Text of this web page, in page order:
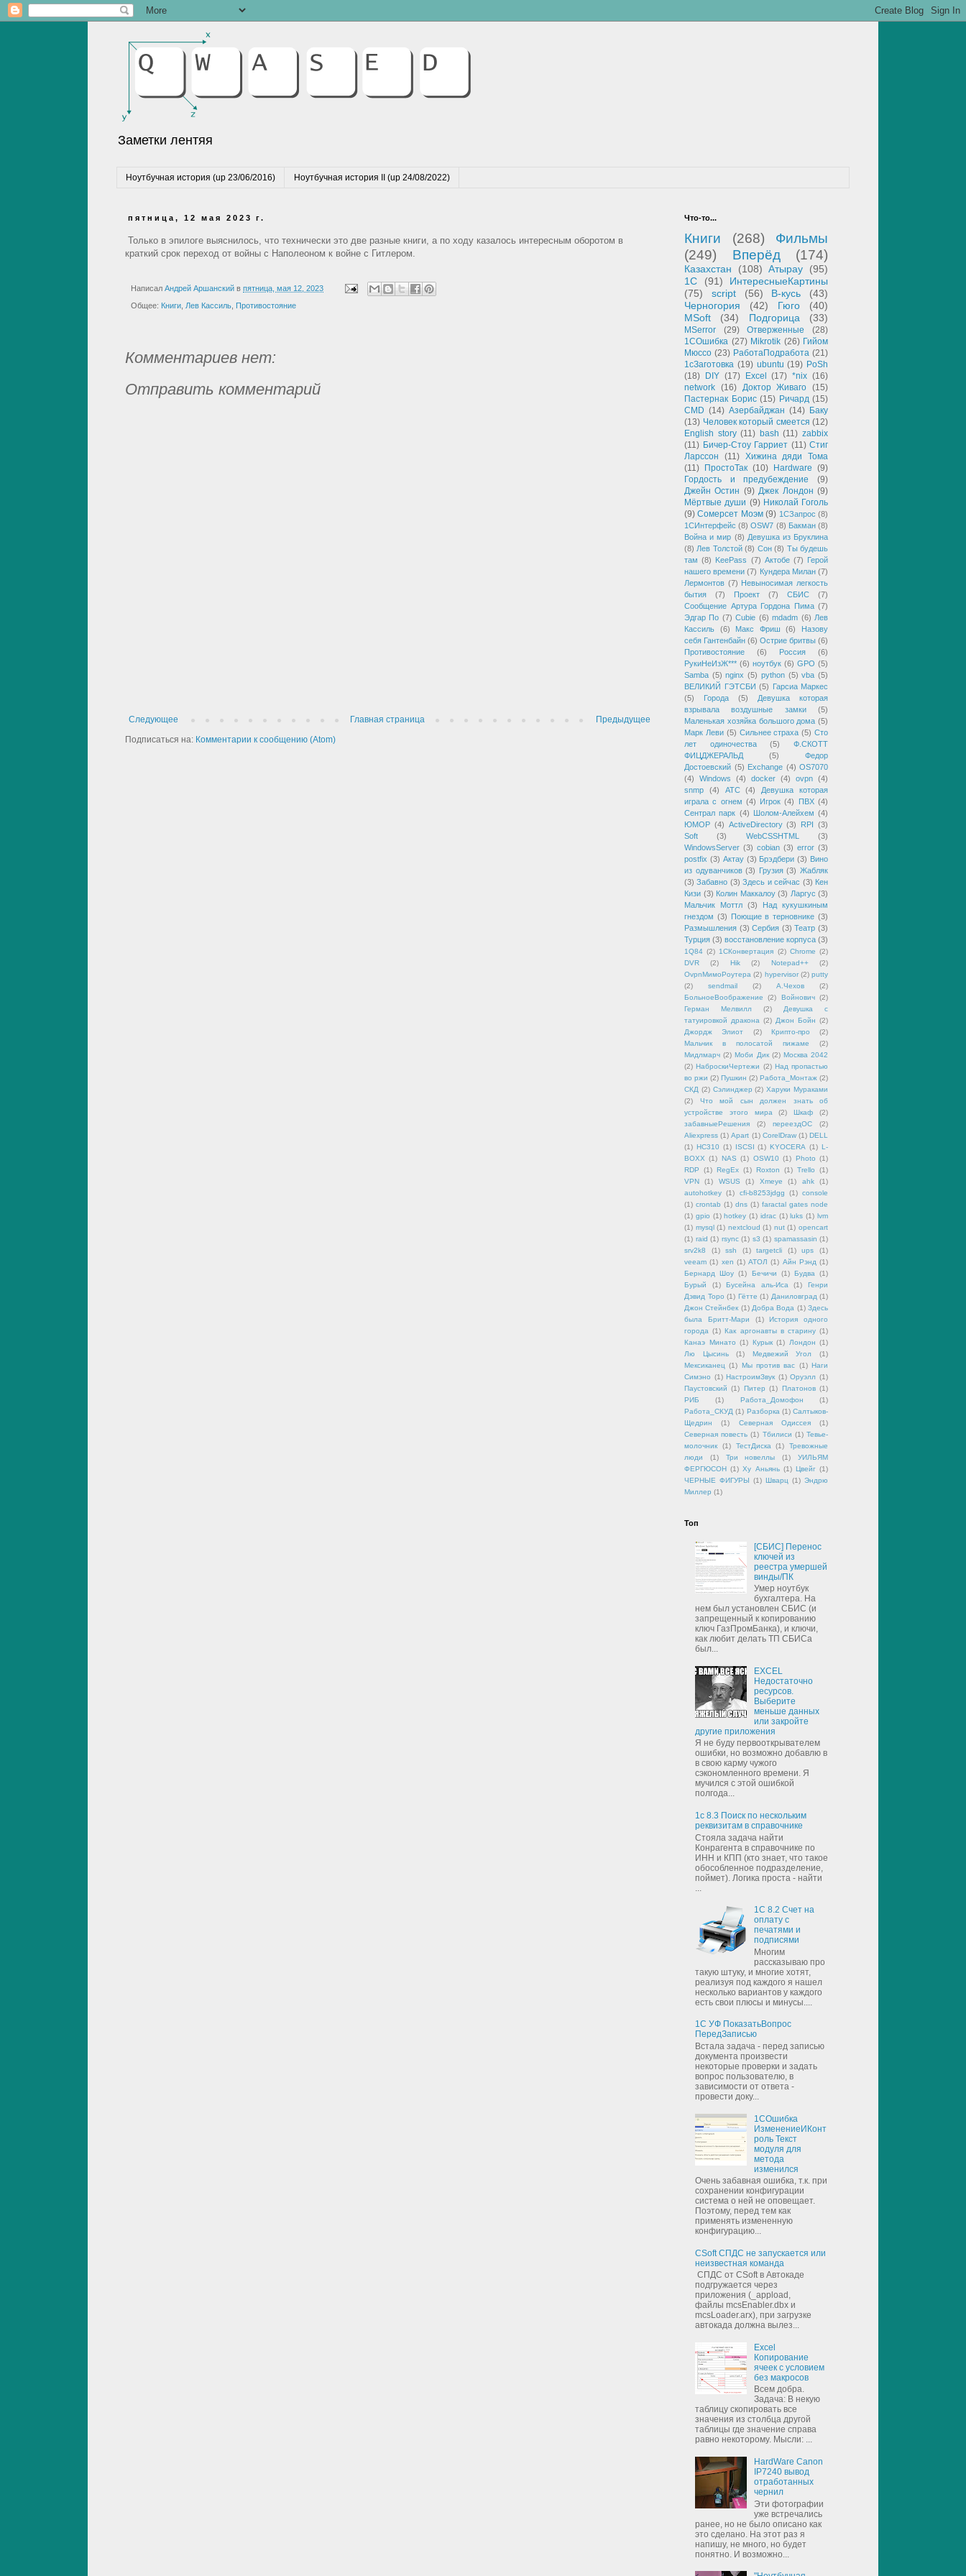
Заметки лентяя
Ноутбучная история (up 23/06/2016) Ноутбучная история II (up 24/08/2022)
пятница, 12 мая 2023 г.
Только в эпилоге выяснилось, что технически это две разные книги, а по ходу казалось интересным оборотом в
краткий срок переход от войны с Наполеоном к войне с Гитлером.
Написал Андрей Аршанский в пятница, мая 12, 2023
Общее: Книги Лев Кассиль Противостояние
Комментариев нет:
Отправить комментарий
Следующее Предыдущее
Главная страница
Подписаться на: Комментарии к сообщению (Atom)
Что-то...
Книги (268)
Фильмы
(249)
Вперёд (174)
Казахстан (108) Атырау
(95)
1С
(91)
ИнтересныеКартины
(75)
script (56) В-кусь
(43)
Черногория
(42) Гюго
(40)
MSoft
(34) Подгорица (33)
MSerror (29) Отверженные
(28)
1СОшибка (27) Mikrotik (26) Гийом
Мюссо (23) РаботаПодработа (21)
1сЗаготовка (19) ubuntu (19) PoSh
(18)
DIY (17) Excel (17) *nix (16)
network (16) Доктор Живаго (15)
Пастернак Борис (15) Ричард (15)
CMD (14) Азербайджан (14) Баку
(13) Человек который смеется (12)
English story (11) bash (11) zabbix
(11) Бичер-Стоу Гарриет (11) Стиг
Ларссон
(11) Хижина дяди Тома
(11)
ПростоТак (10) Hardware (9)
Гордость и предубеждение
(9)
Джейн Остин (9) Джек Лондон (9)
Мёртвые души (9) Николай Гоголь
(9) Сомерсет Моэм (9) 1СЗапрос (8)
1СИнтерфейс (8) OSW7 (8) Бакман (8)
Война и мир (8) Девушка из Бруклина
(8) Лев Толстой (8) Сон (8) Ты будешь
там (8) KeePass (7) Актобе (7)
Герой
нашего времени (7) Кундера Милан (7)
Лермонтов (7) Невыносимая легкость
бытия
(7) Проект (7) СБИС
(7)
Сообщение Артура Гордона Пима (7)
Эдгар По (7) Cubie (6) mdadm (6) Лев
Кассиль
(6) Макс Фриш (6)
Назову
себя Гантенбайн (6) Острие бритвы (6)
Противостояние
(6) Россия
(6)
РукиНеИзЖ*** (6) ноутбук (6) GPO (5)
Samba (5) nginx (5) python (5) vba (5)
ВЕЛИКИЙ ГЭТСБИ (5)
Гарсиа Маркес
(5)
Города (5)
Девушка которая
взрывала воздушные замки
(5)
Маленькая хозяйка большого дома (5)
Марк Леви (5) Сильнее страха (5) Сто
лет одиночества
(5)
Ф.СКОТТ
ФИЦДЖЕРАЛЬД
(5)
Федор
Достоевский (5) Exchange (4) OS7070
(4)
Windows (4) docker (4) ovpn (4)
snmp
(4) АТС (4)
Девушка которая
играла с огнем (4) Игрок (4) ПВХ (4)
Сентрал парк (4) Шолом-Алейхем (4)
ЮМОР (4) ActiveDirectory (3) RPI
(3)
Soft
(3) WebCSSHTML
(3)
WindowsServer (3) cobian (3) error (3)
postfix (3) Актау (3) Брэдбери (3) Вино
из одуванчиков (3) Грузия (3) Жабляк
(3) Забавно (3) Здесь и сейчас (3) Кен
Кизи (3) Колин Маккалоу (3) Ларгус (3)
Мальчик Моттл (3)
Над кукушкиным
гнездом (3) Поющие в терновнике (3)
Размышления (3) Сербия (3) Театр (3)
Турция (3) восстановление корпуса (3)
1Q84 (2) 1СКонвертация (2) Chrome (2)
DVR
(2) Hik (2) Notepad++
(2)
OvpnМимоРоутера (2) hypervisor (2) putty
(2)
sendmail (2) А.Чехов
(2)
БольноеВоображение
(2) Войнович (2)
Герман Мелвилл
(2)
Девушка с
татуировкой дракона (2) Джон Бойн (2)
Джордж Элиот
(2) Крипто-про
(2)
Мальчик в полосатой пижаме
(2)
Мидлмарч (2) Моби Дик (2) Москва 2042
(2) НаброскиЧертежи (2) Над пропастью
во ржи (2) Пушкин (2) Работа_Монтаж (2)
СКД (2) Сэлинджер (2) Харуки Мураками
(2)
Что мой сын должен знать об
устройстве этого мира
(2) Шкаф
(2)
забавныеРешения
(2) переездОС
(2)
Aliexpress (1) Apart (1) CorelDraw (1) DELL
(1) HC310 (1) ISCSI (1) KYOCERA (1) L-
BOXX (1) NAS (1) OSW10 (1) Photo (1)
RDP
(1) RegEx (1) Roxton (1) Trello
(1)
VPN
(1) WSUS (1) Xmeye (1) ahk
(1)
autohotkey (1) cfi-b8253jdgg (1) console
(1) crontab (1) dns (1) faractal gates node
(1) gpio (1) hotkey (1) idrac (1) luks (1) lvm
(1) mysql (1) nextcloud (1) nut (1) opencart
(1) raid (1) rsync (1) s3 (1) spamassasin (1)
srv2k8
(1) ssh (1) targetcli (1) ups
(1)
veeam (1) xen (1) АТОЛ (1) Айн Рэнд (1)
Бернард Шоу (1) Бечичи (1) Будва (1)
Бурый
(1) Бусейна аль-Иса (1)
Генри
Дэвид Торо (1) Гётте (1) Даниловград (1)
Джон Стейнбек (1) Добра Вода (1) Здесь
была Бритт-Мари
(1)
История одного
города (1) Как аргонавты в старину (1)
Канаэ Минато (1) Курык (1) Лондон (1)
Лю Цысинь
(1) Медвежий Угол
(1)
Мексиканец (1) Мы против вас (1) Наги
Симэно (1) НастроимЗвук (1) Оруэлл (1)
Паустовский (1) Питер (1) Платонов (1)
РИБ
(1) Работа_Домофон
(1)
Работа_СКУД (1) Разборка (1) Салтыков-
Щедрин
(1) Северная Одиссея
(1)
Северная повесть (1) Тбилиси (1) Тевье-
молочник
(1) ТестДиска (1)
Тревожные
люди
(1) Три новеллы (1)
УИЛЬЯМ
ФЕРГЮСОН (1) Ху Аньянь (1) Цвейг (1)
ЧЕРНЫЕ ФИГУРЫ
(1) Шварц (1) Эндрю
Миллер (1)
Топ
[СБИС] Перенос
ключей из
реестра умершей
винды/ПК
Умер ноутбук
бухгалтера. На
нем был установлен СБИС (и
запрещенный к копированию
ключ ГазПромБанка), и ключи,
как любит делать ТП СБИСа
был...
EXCEL
Недостаточно
ресурсов.
Выберите
меньше данных
или закройте
другие приложения
Я не буду первооткрывателем
ошибки, но возможно добавлю в
в свою карму чужого
сэкономленного времени. Я
мучился с этой ошибкой
полгода...
1с 8.3 Поиск по нескольким
реквизитам в справочнике
Стояла задача найти
Конрагента в справочнике по
ИНН и КПП (кто знает, что такое
обособленное подразделение,
поймет). Логика проста - найти
1С 8.2 Счет на
оплату с
печатями и
подписями
Многим
рассказываю про
такую штуку, и многие хотят,
реализуя под каждого я нашел
несколько вариантов у каждого
есть свои плюсы и минусы....
1С УФ ПоказатьВопрос
ПередЗаписью
Встала задача - перед записью
документа произвести
некоторые проверки и задать
вопрос пользователю, в
зависимости от ответа -
провести доку...
1СОшибка
ИзменениеИКонт
роль Текст
модуля для
метода
изменился
Очень забавная ошибка, т.к. при
сохранении конфигурации
система о ней не оповещает.
Поэтому, перед тем как
применять измененную
конфигурацию...
CSoft СПДС не запускается или
неизвестная команда
СПДС от CSoft в Автокаде
подгружается через
приложения (_appload,
файлы mcsEnabler.dbx и
mcsLoader.arx), при загрузке
автокада должна вылез...
Excel
Копирование
ячеек с условием
без макросов
Всем добра.
Задача: В некую
таблицу скопировать все
значения из столбца другой
таблицы где значение справа
равно некоторому. Мысли: ...
HardWare Canon
IP7240 вывод
отработанных
чернил
Эти фотографии
уже встречались
ранее, но не было описано как
это сделано. На этот раз я
напишу, не много, но будет
понятно. И возможно...